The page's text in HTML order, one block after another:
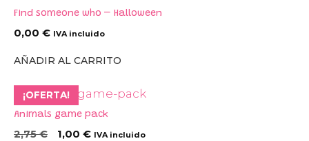
Find someone who – Halloween
0,00 € IVA incluido
AÑADIR AL CARRITO
¡OFERTA!
Animals game pack
2,75€
El
1,00 €ElIVA incluido